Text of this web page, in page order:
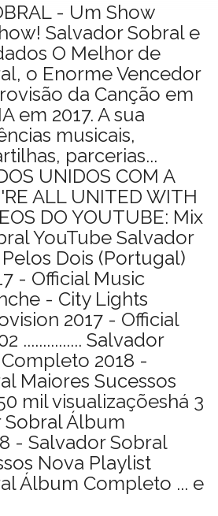
- Um Show
Salvador Sobral e
O Melhor de
o Enorme Vencedor
da Canção em
em 2017. A sua
musicais,
parcerias...
UNIDOS COM A
ALL UNITED WITH
DO YOUTUBE: Mix
YouTube Salvador
Dois (Portugal)
- Official Music
- City Lights
2017 - Official
............... Salvador
2018 -
Maiores Sucessos
mil visualizaçõeshá 3
Sobral Álbum
- Salvador Sobral
Nova Playlist
Álbum Completo ... e